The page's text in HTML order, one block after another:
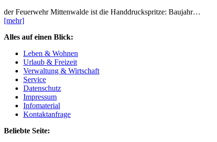
der Feuerwehr Mittenwalde ist die Handdruckspritze: Baujahr…
[mehr]
Alles auf einen Blick:
Leben & Wohnen
Urlaub & Freizeit
Verwaltung & Wirtschaft
Service
Datenschutz
Impressum
Infomaterial
Kontaktanfrage
Beliebte Seite: